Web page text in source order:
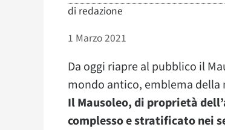
di redazione
1 Marzo 2021
Da oggi riapre al pubblico il
mondo antico, emblema
Il Mausoleo, di proprietà
complesso e stratificato nei